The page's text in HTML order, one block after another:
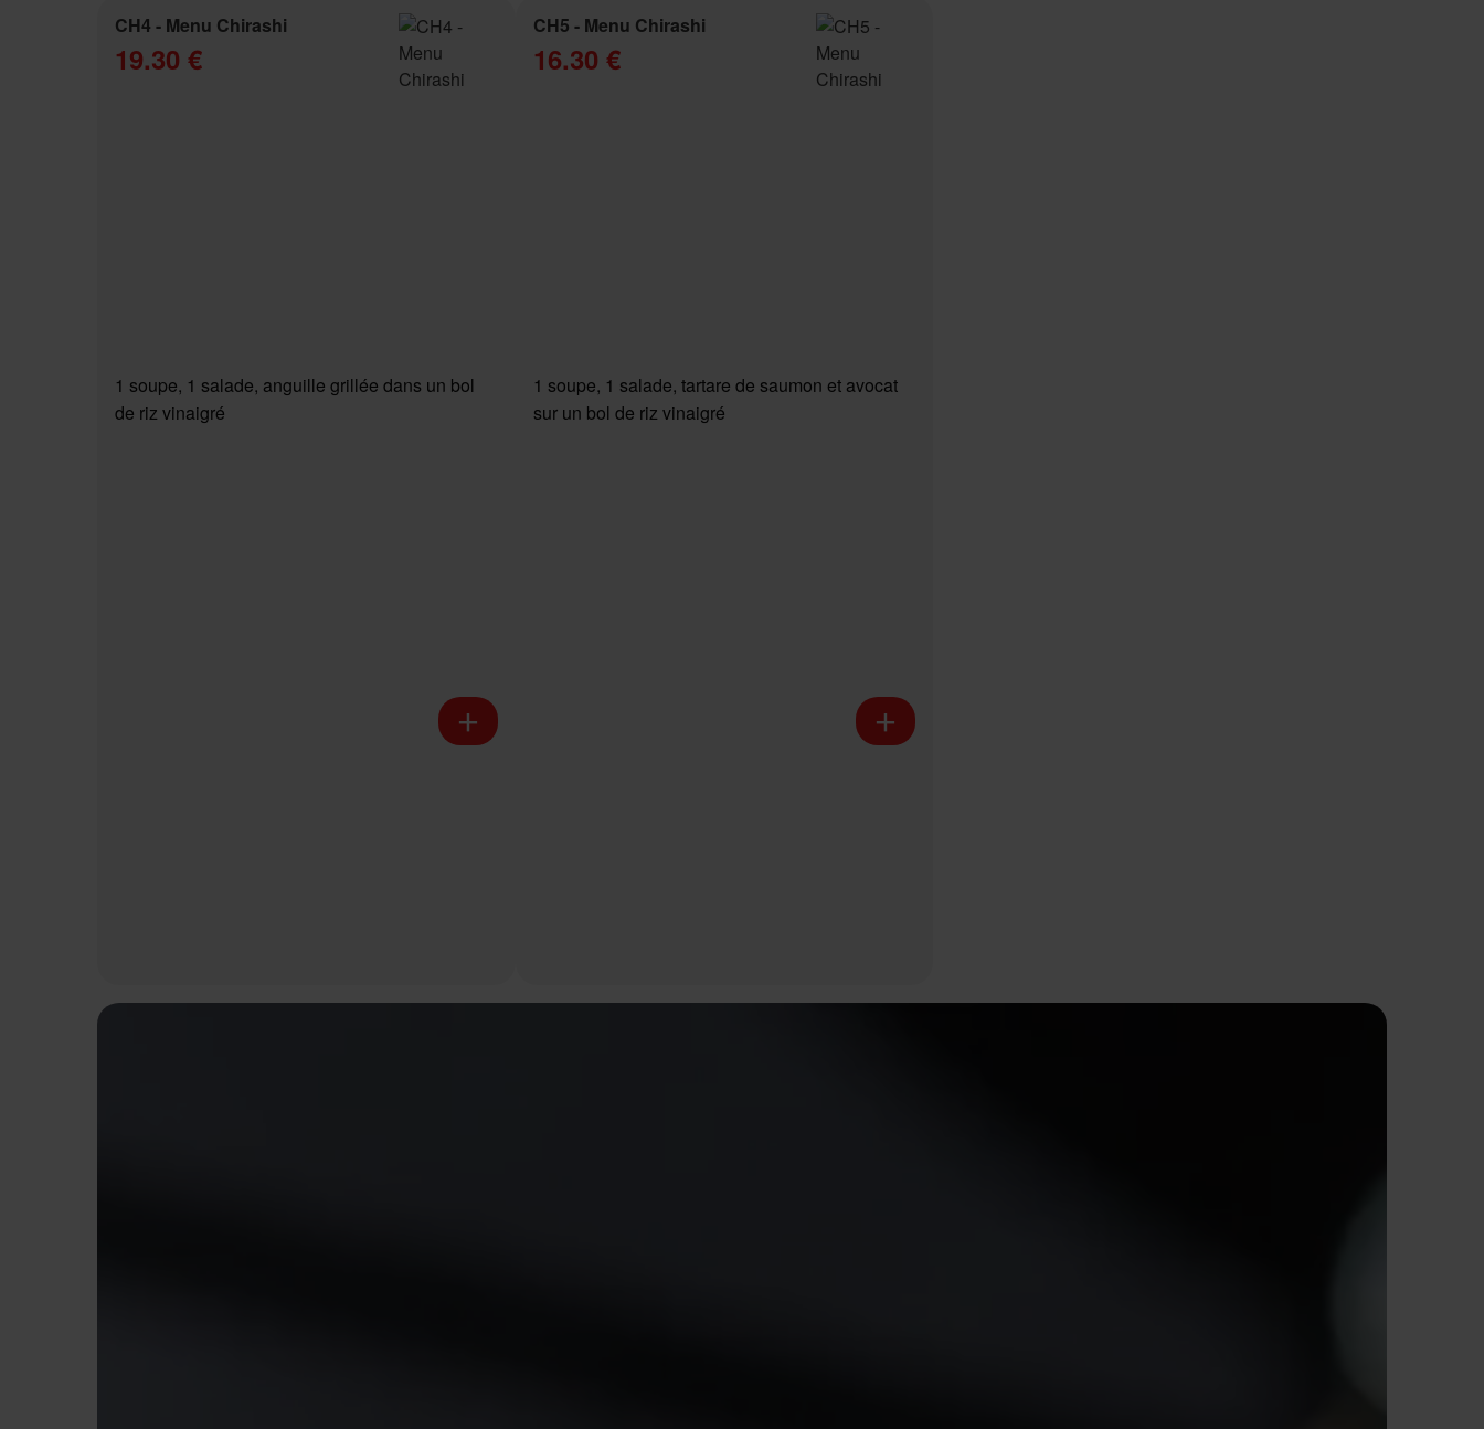
CH4 - Menu Chirashi
19.30 €
1 soupe, 1 salade, anguille grillée dans un bol
de riz vinaigré
CH5 - Menu Chirashi
16.30 €
1 soupe, 1 salade, tartare de saumon et avocat
sur un bol de riz vinaigré